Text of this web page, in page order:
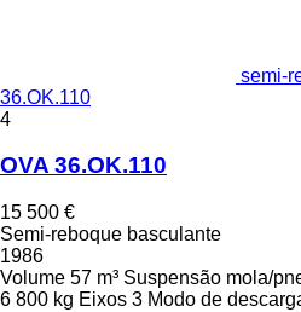
semi-
36.OK.110
4
OVA 36.OK.110
15 500 €
Semi-reboque basculante
1986
Volume 57 m³ Suspensão mola/
6 800 kg Eixos 3 Modo de